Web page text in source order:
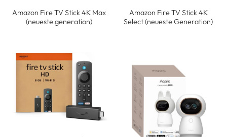
Amazon Fire TV Stick 4K Max
(neueste generation)
Amazon Fire TV Stick 4K
Select (neueste Generation)